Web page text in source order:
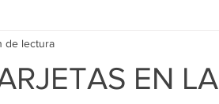
EN LA
de lectura